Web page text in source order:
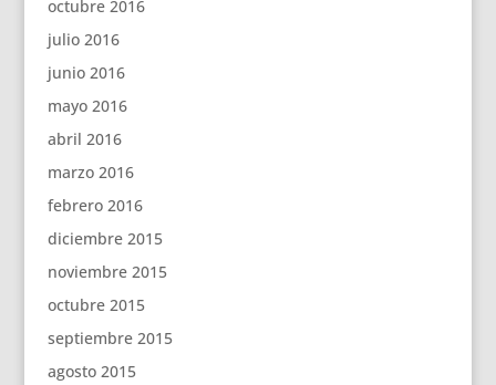
octubre 2016
julio 2016
junio 2016
mayo 2016
abril 2016
marzo 2016
febrero 2016
diciembre 2015
noviembre 2015
octubre 2015
septiembre 2015
agosto 2015